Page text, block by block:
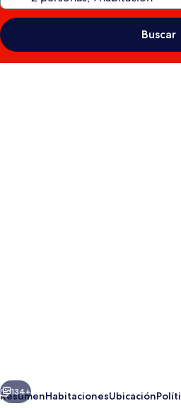
Buscar
Siguiente
134+
ResumenHabitacionesUbicación